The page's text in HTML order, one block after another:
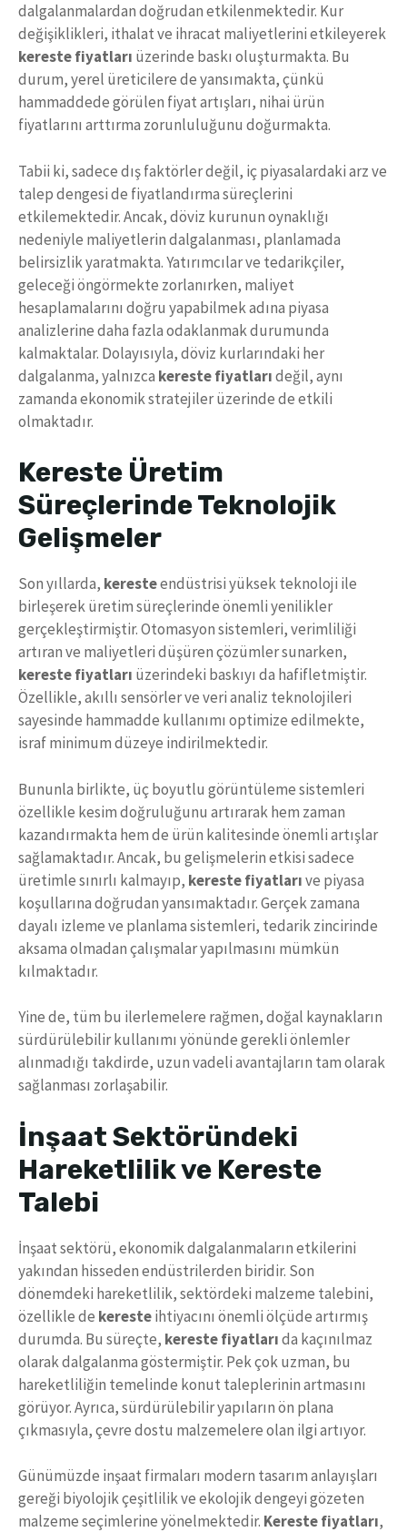
dalgalanmalardan doğrudan etkilenmektedir. Kur
değişiklikleri, ithalat ve ihracat maliyetlerini etkileyerek
kereste fiyatları üzerinde baskı oluşturmakta. Bu
durum, yerel üreticilere de yansımakta, çünkü
hammaddede görülen fiyat artışları, nihai ürün
fiyatlarını arttırma zorunluluğunu doğurmakta.
Tabii ki, sadece dış faktörler değil, iç piyasalardaki arz ve
talep dengesi de fiyatlandırma süreçlerini
etkilemektedir. Ancak, döviz kurunun oynaklığı
nedeniyle maliyetlerin dalgalanması, planlamada
belirsizlik yaratmakta. Yatırımcılar ve tedarikçiler,
geleceği öngörmekte zorlanırken, maliyet
hesaplamalarını doğru yapabilmek adına piyasa
analizlerine daha fazla odaklanmak durumunda
kalmaktalar. Dolayısıyla, döviz kurlarındaki her
dalgalanma, yalnızca kereste fiyatlarıdeğil, aynı
zamanda ekonomik stratejiler üzerinde de etkili
olmaktadır.
Kereste Üretim
Süreçlerinde Teknolojik
Gelişmeler
Son yıllarda, keresteendüstrisi yüksek teknoloji ile
birleşerek üretim süreçlerinde önemli yenilikler
gerçekleştirmiştir. Otomasyon sistemleri, verimliliği
artıran ve maliyetleri düşüren çözümler sunarken,
kereste fiyatları üzerindeki baskıyı da hafifletmiştir.
Özellikle, akıllı sensörler ve veri analiz teknolojileri
sayesinde hammadde kullanımı optimize edilmekte,
israf minimum düzeye indirilmektedir.
Bununla birlikte, üç boyutlu görüntüleme sistemleri
özellikle kesim doğruluğunu artırarak hem zaman
kazandırmakta hem de ürün kalitesinde önemli artışlar
sağlamaktadır. Ancak, bu gelişmelerin etkisi sadece
üretimle sınırlı kalmayıp, kereste fiyatlarıve piyasa
koşullarına doğrudan yansımaktadır. Gerçek zamana
dayalı izleme ve planlama sistemleri, tedarik zincirinde
aksama olmadan çalışmalar yapılmasını mümkün
kılmaktadır.
Yine de, tüm bu ilerlemelere rağmen, doğal kaynakların
sürdürülebilir kullanımı yönünde gerekli önlemler
alınmadığı takdirde, uzun vadeli avantajların tam olarak
sağlanması zorlaşabilir.
İnşaat Sektöründeki
Hareketlilik ve Kereste
Talebi
İnşaat sektörü, ekonomik dalgalanmaların etkilerini
yakından hisseden endüstrilerden biridir. Son
dönemdeki hareketlilik, sektördeki malzeme talebini,
özellikle de keresteihtiyacını önemli ölçüde artırmış
durumda. Bu süreçte, kereste fiyatlarıda kaçınılmaz
olarak dalgalanma göstermiştir. Pek çok uzman, bu
hareketliliğin temelinde konut taleplerinin artmasını
görüyor. Ayrıca, sürdürülebilir yapıların ön plana
çıkmasıyla, çevre dostu malzemelere olan ilgi artıyor.
Günümüzde inşaat firmaları modern tasarım anlayışları
gereği biyolojik çeşitlilik ve ekolojik dengeyi gözeten
malzeme seçimlerine yönelmektedir. Kereste fiyatları,